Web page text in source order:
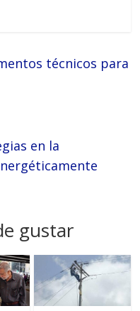
técnicos para
en la
gustar